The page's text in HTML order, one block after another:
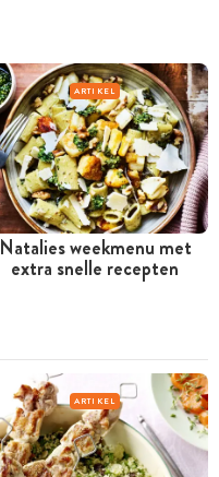
ARTIKEL
Natalies weekmenu met
extra snelle recepten
ARTIKEL